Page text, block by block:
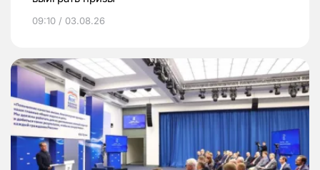
09:10 / 03.08.26